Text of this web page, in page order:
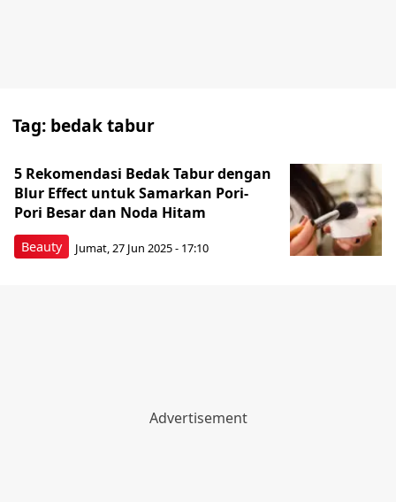
Tag: bedak tabur
Beauty
5 Rekomendasi Bedak Tabur dengan
Blur Effect untuk Samarkan Pori-
Pori Besar dan Noda Hitam
Jumat, 27 Jun 2025 - 17:10